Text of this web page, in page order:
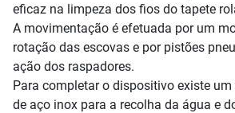
eficaz na limpeza dos fios do tapete
A movimentação é efetuada por um
rotação das escovas e por pistões
ação dos raspadores.
Para completar o dispositivo existe
de aço inox para a recolha da água e